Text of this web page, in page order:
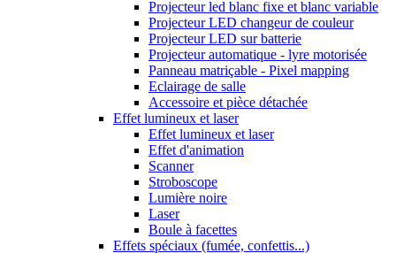
Projecteur led blanc fixe et blanc variable
Projecteur LED changeur de couleur
Projecteur LED sur batterie
Projecteur automatique - lyre motorisée
Panneau matriçable - Pixel mapping
Eclairage de salle
Accessoire et pièce détachée
Effet lumineux et laser
Effet lumineux et laser
Effet d'animation
Scanner
Stroboscope
Lumière noire
Laser
Boule à facettes
Effets spéciaux (fumée, confettis...)